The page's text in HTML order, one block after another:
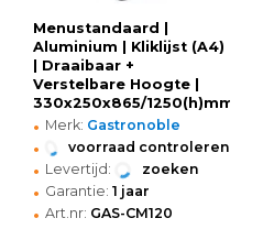
Menustandaard |
Aluminium | Kliklijst (A4)
| Draaibaar +
Verstelbare Hoogte |
330x250x865/1250(h)mm
• Merk: Gastronoble
• voorraad controleren
• Levertijd: zoeken
• Garantie: 1 jaar
• Art.nr: GAS-CM120